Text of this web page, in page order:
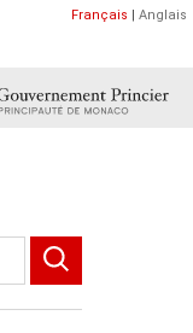
Français | Anglais